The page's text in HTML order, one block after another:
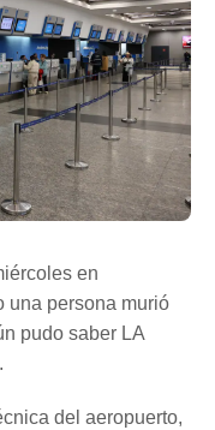
en
una persona murió
pudo saber LA
del aeropuerto,